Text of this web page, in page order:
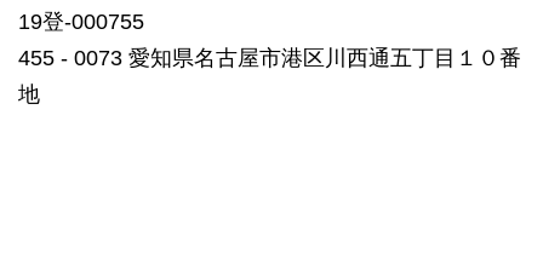
19登-000755
455 ‐ 0073 愛知県名古屋市港区川西通五丁目１０番
地